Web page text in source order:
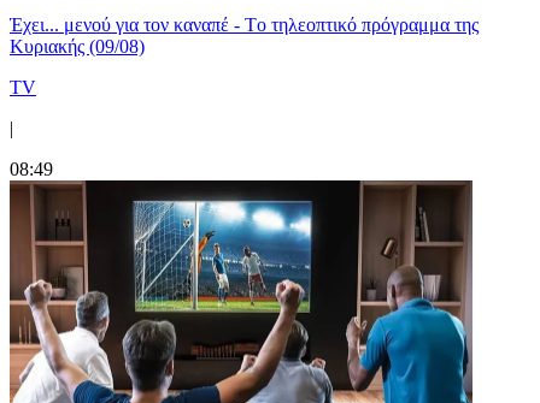
Έχει... μενού για τον καναπέ - Tο τηλεοπτικό πρόγραμμα της
Κυριακής (09/08)
TV
|
08:49